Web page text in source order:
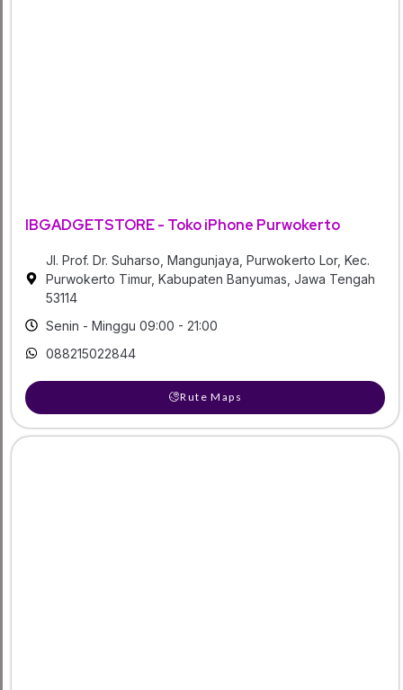
IBGADGETSTORE - Toko iPhone Purwokerto
Jl. Prof. Dr. Suharso, Mangunjaya, Purwokerto Lor, Kec.
Purwokerto Timur, Kabupaten Banyumas, Jawa Tengah
53114
Senin - Minggu 09:00 - 21:00
088215022844
Rute Maps